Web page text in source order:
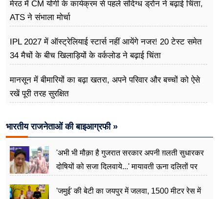
मेरठ में CM योगी के कार्यक्रम से पहले संदिग्ध ड्रोन ने बढ़ाई चिंता,
ATS ने संभाला मोर्चा
IPL 2027 में ऑस्ट्रेलियाई स्टार्स नहीं आयेंगे नजर! 20 टेस्ट समेत
34 मैचों के बीच खिलाड़ियों के वर्कलोड ने बढ़ाई चिंता
मानसून में बीमारियों का बढ़ा खतरा, अपने परिवार और बच्चों को ऐसे
रखें पूरी तरह सुरक्षित
भारतीय राजनेताओं की बाइआग्रफी »
'अभी भी मौक़ा है गुजरात सरकार अपनी ग़लती सुधारकर
दोषियों को सजा दिलवाये...' मायावती ऊना दलितों पर
'जमुई' की बेटी का जयपुर में जलवा, 1500 मीटर रेस में